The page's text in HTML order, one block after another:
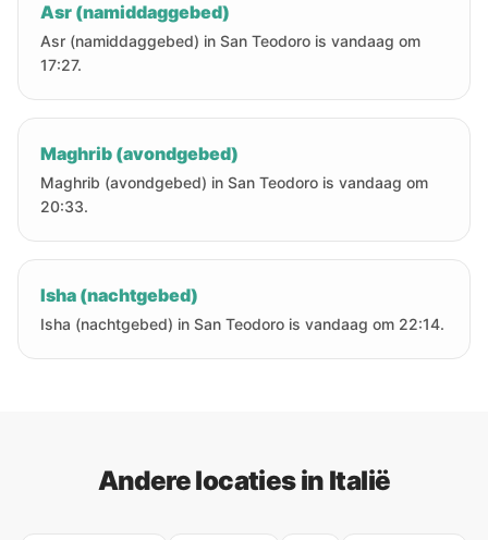
Asr (namiddaggebed)
Asr (namiddaggebed) in San Teodoro is vandaag om
17:27.
Maghrib (avondgebed)
Maghrib (avondgebed) in San Teodoro is vandaag om
20:33.
Isha (nachtgebed)
Isha (nachtgebed) in San Teodoro is vandaag om 22:14.
Andere locaties in Italië